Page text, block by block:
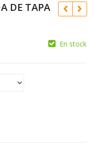
DE TAPA
En stock
LIBRO CON VENTANA